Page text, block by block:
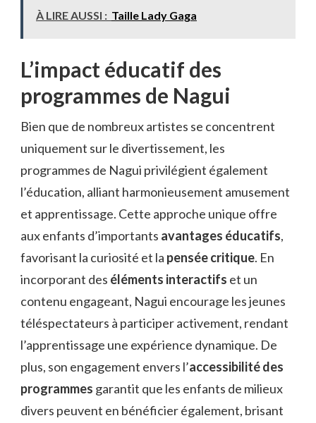
À LIRE AUSSI : Taille Lady Gaga
L’impact éducatif des
programmes de Nagui
Bien que de nombreux artistes se concentrent
uniquement sur le divertissement, les
programmes de Nagui privilégient également
l’éducation, alliant harmonieusement amusement
et apprentissage. Cette approche unique offre
aux enfants d’importants avantages éducatifs,
favorisant la curiosité et la pensée critique. En
incorporant des éléments interactifs et un
contenu engageant, Nagui encourage les jeunes
téléspectateurs à participer activement, rendant
l’apprentissage une expérience dynamique. De
plus, son engagement envers l’accessibilité des
programmes garantit que les enfants de milieux
divers peuvent en bénéficier également, brisant